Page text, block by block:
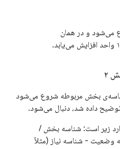
و در همان
مربوطه شروع می‌شود
شد، دنبال می‌شود.
شناسه بخش /
نیاز (مثلاً